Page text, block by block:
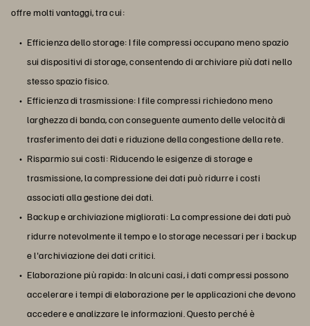
offre molti vantaggi, tra cui:
Efficienza dello storage: I file compressi occupano meno spazio
sui dispositivi di storage, consentendo di archiviare più dati nello
stesso spazio fisico.
Efficienza di trasmissione: I file compressi richiedono meno
larghezza di banda, con conseguente aumento delle velocità di
trasferimento dei dati e riduzione della congestione della rete.
Risparmio sui costi: Riducendo le esigenze di storage e
trasmissione, la compressione dei dati può ridurre i costi
associati alla gestione dei dati.
Backup e archiviazione migliorati: La compressione dei dati può
ridurre notevolmente il tempo e lo storage necessari per i backup
e l'archiviazione dei dati critici.
Elaborazione più rapida: In alcuni casi, i dati compressi possono
accelerare i tempi di elaborazione per le applicazioni che devono
accedere e analizzare le informazioni. Questo perché è